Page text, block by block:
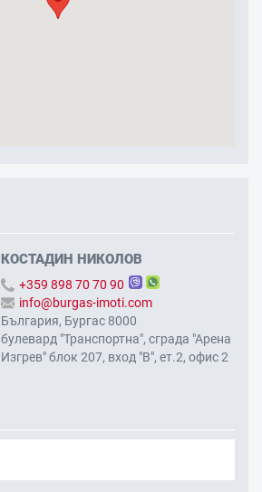
КОСТАДИН НИКОЛОВ
+359 898 70 70 90
info@burgas-imoti.com
България, Бургас 8000
булевард "Транспортна", сграда "Арена
Изгрев" блок 207, вход "В", ет.2, офис 2